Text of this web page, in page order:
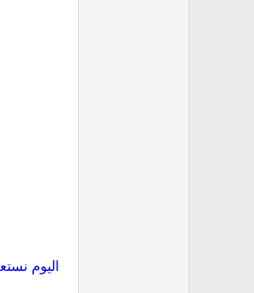
اليوم